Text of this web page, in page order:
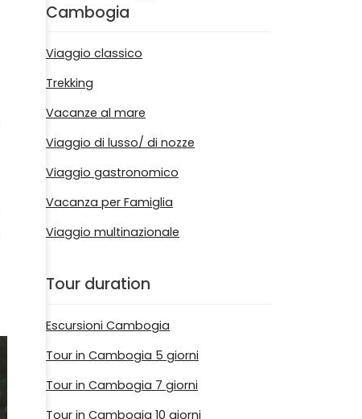
Cambogia
Viaggio classico
Trekking
Vacanze al mare
Viaggio di lusso/ di nozze
Viaggio gastronomico
Vacanza per Famiglia
Viaggio multinazionale
Tour duration
Escursioni Cambogia
Tour in Cambogia 5 giorni
Tour in Cambogia 7 giorni
Tour in Cambogia 10 giorni